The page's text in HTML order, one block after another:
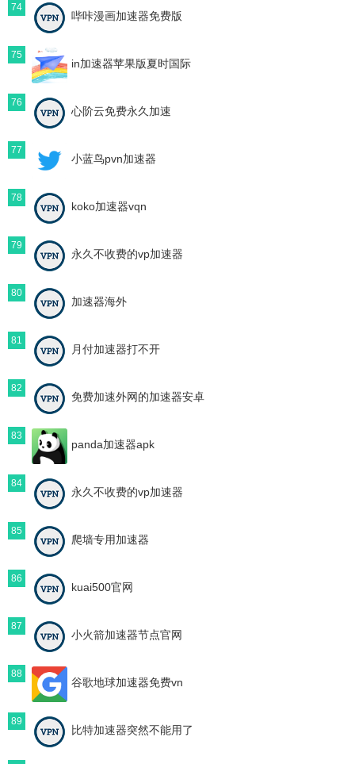
74
哔咔漫画加速器免费版
75
in加速器苹果版夏时国际
76
心阶云免费永久加速
77
小蓝鸟pvn加速器
78
koko加速器vqn
79
永久不收费的vp加速器
80
加速器海外
81
月付加速器打不开
82
免费加速外网的加速器安卓
83
panda加速器apk
84
永久不收费的vp加速器
85
爬墙专用加速器
86
kuai500官网
87
小火箭加速器节点官网
88
谷歌地球加速器免费vn
89
比特加速器突然不能用了